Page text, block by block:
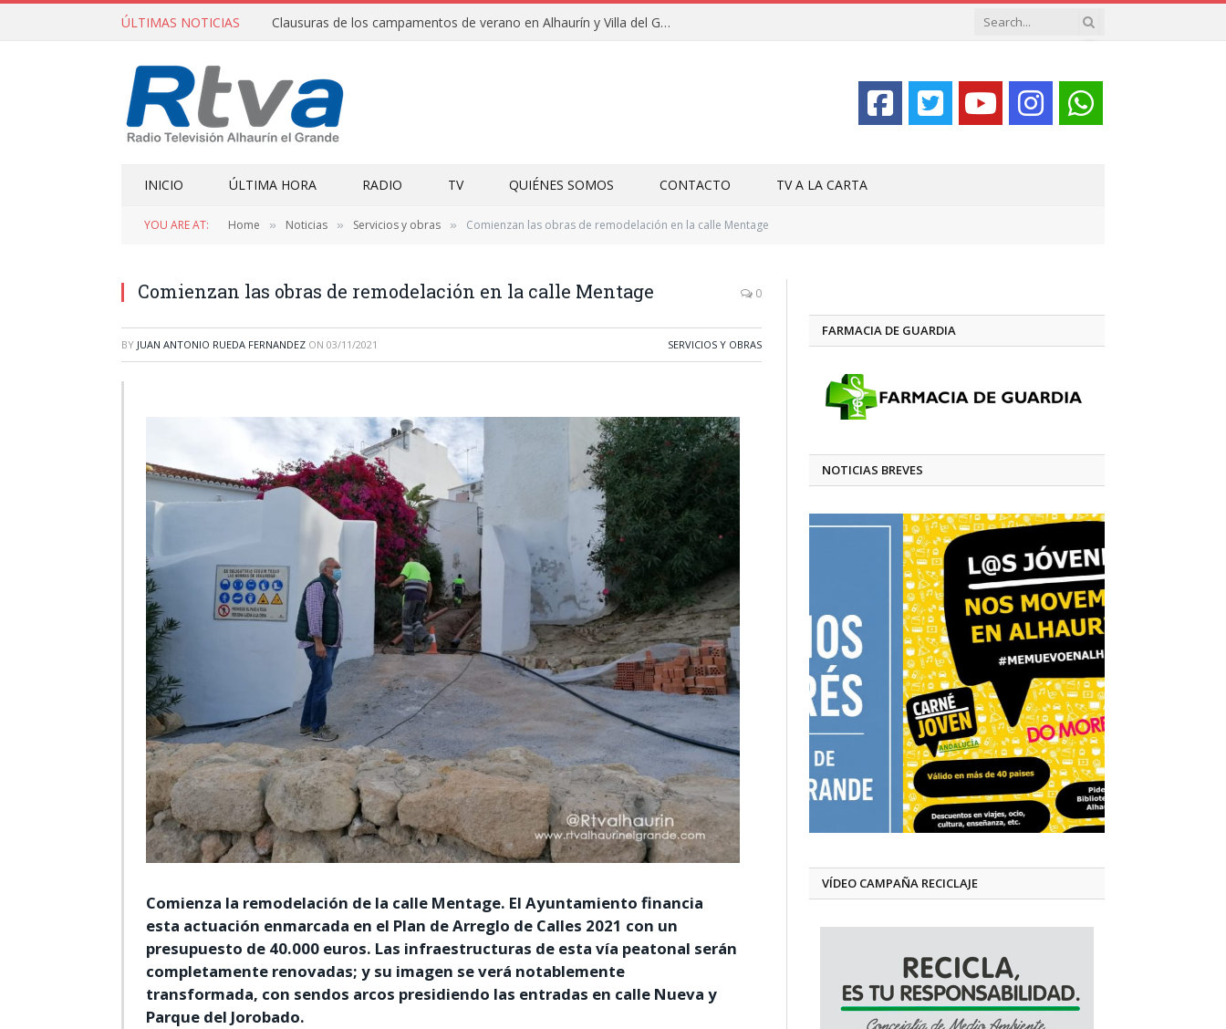
ÚLTIMAS NOTICIAS Campamentos de educación y deportes de julio en Alhaurín el Grande y Villa del Guadalhorce
INICIO ÚLTIMA HORA RADIO TV QUIÉNES SOMOS CONTACTO TV A LA CARTA
YOU ARE AT: Home » Noticias » Servicios y obras » Comienzan las obras de remodelación en la calle Mentage
Comienzan las obras de remodelación en la calle Mentage 0
BY JUAN ANTONIO RUEDA FERNANDEZ ON 03/11/2021 SERVICIOS Y OBRAS
Comienza la remodelación de la calle Mentage. El Ayuntamiento financia
esta actuación enmarcada en el Plan de Arreglo de Calles 2021 con un
presupuesto de 40.000 euros. Las infraestructuras de esta vía peatonal serán
completamente renovadas; y su imagen se verá notablemente
transformada, con sendos arcos presidiendo las entradas en calle Nueva y
Parque del Jorobado.
FARMACIA DE GUARDIA
NOTICIAS BREVES
VÍDEO CAMPAÑA RECICLAJE